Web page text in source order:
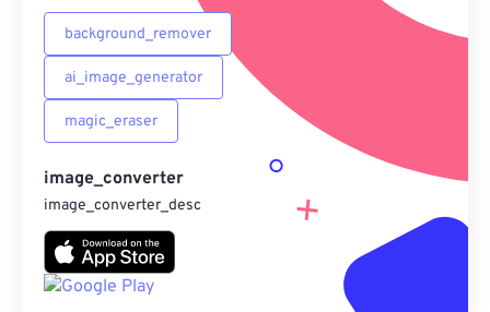
來自網址
background_remover
ai_image_generator
magic_eraser
image_converter
image_converter_desc